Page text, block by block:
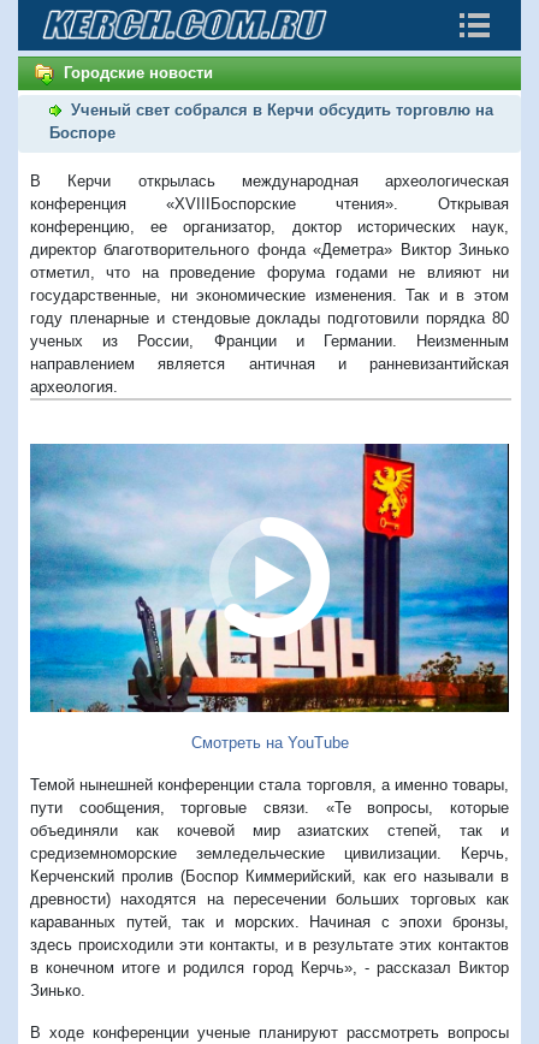
Городские новости
Ученый свет собрался в Керчи обсудить торговлю на
Боспоре
В Керчи открылась международная археологическая
конференция «XVIIIБоспорские чтения». Открывая
конференцию, ее организатор, доктор исторических наук,
директор благотворительного фонда «Деметра» Виктор Зинько
отметил, что на проведение форума годами не влияют ни
государственные, ни экономические изменения. Так и в этом
году пленарные и стендовые доклады подготовили порядка 80
ученых из России, Франции и Германии. Неизменным
направлением является античная и ранневизантийская
археология.
Смотреть на YouTube
Темой нынешней конференции стала торговля, а именно товары,
пути сообщения, торговые связи. «Те вопросы, которые
объединяли как кочевой мир азиатских степей, так и
средиземноморские земледельческие цивилизации. Керчь,
Керченский пролив (Боспор Киммерийский, как его называли в
древности) находятся на пересечении больших торговых как
караванных путей, так и морских. Начиная с эпохи бронзы,
здесь происходили эти контакты, и в результате этих контактов
в конечном итоге и родился город Керчь», - рассказал Виктор
Зинько.
В ходе конференции ученые планируют рассмотреть вопросы